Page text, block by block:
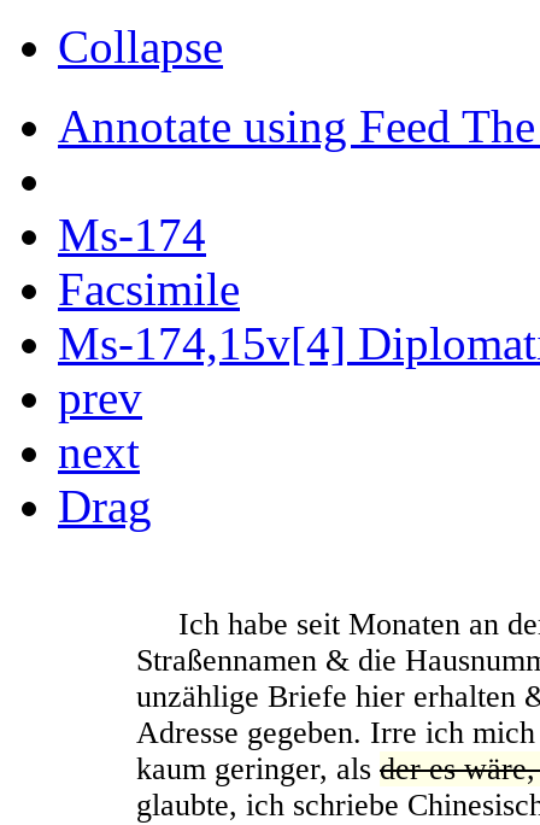
Collapse
Annotate using Feed
Ms-174
Facsimile
Ms-174,15v[4]
prev
next
Drag
Ich habe seit Monaten an
Straßennamen & die
unzählige Briefe hier erhalten
Adresse gegeben. Irre ich
kaum geringer, als der es
glaubte, ich schriebe